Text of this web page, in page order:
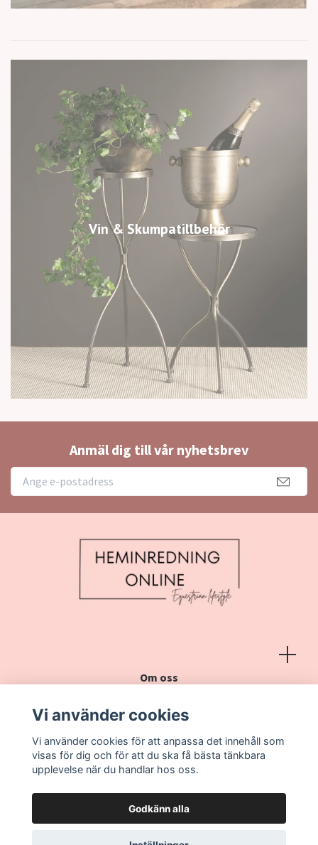
Vin & Skumpatillbehör
Anmäl dig till vår nyhetsbrev
Om oss
Kontakt
Vanliga frågor
Vi använder cookies
Vi använder cookies för att anpassa det innehåll som
visas för dig och för att du ska få bästa tänkbara
upplevelse när du handlar hos oss.
Godkänn alla